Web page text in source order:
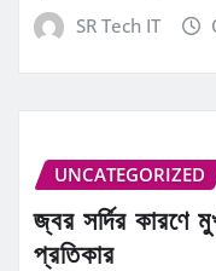
SR Tech IT
UNCATEGORIZED
জ্বর সর্দির কারণে
প্রতিকার